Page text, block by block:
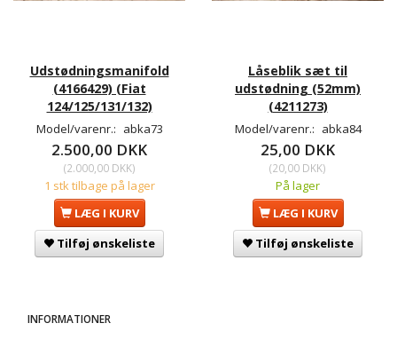
Udstødningsmanifold
(4166429) (Fiat
124/125/131/132)
Model/varenr.: abka73
2.500,00 DKK
(2.000,00 DKK)
1 stk tilbage på lager
LÆG I KURV
Tilføj ønskeliste
Låseblik sæt til
udstødning (52mm)
(4211273)
Model/varenr.: abka84
25,00 DKK
(20,00 DKK)
På lager
LÆG I KURV
Tilføj ønskeliste
INFORMATIONER